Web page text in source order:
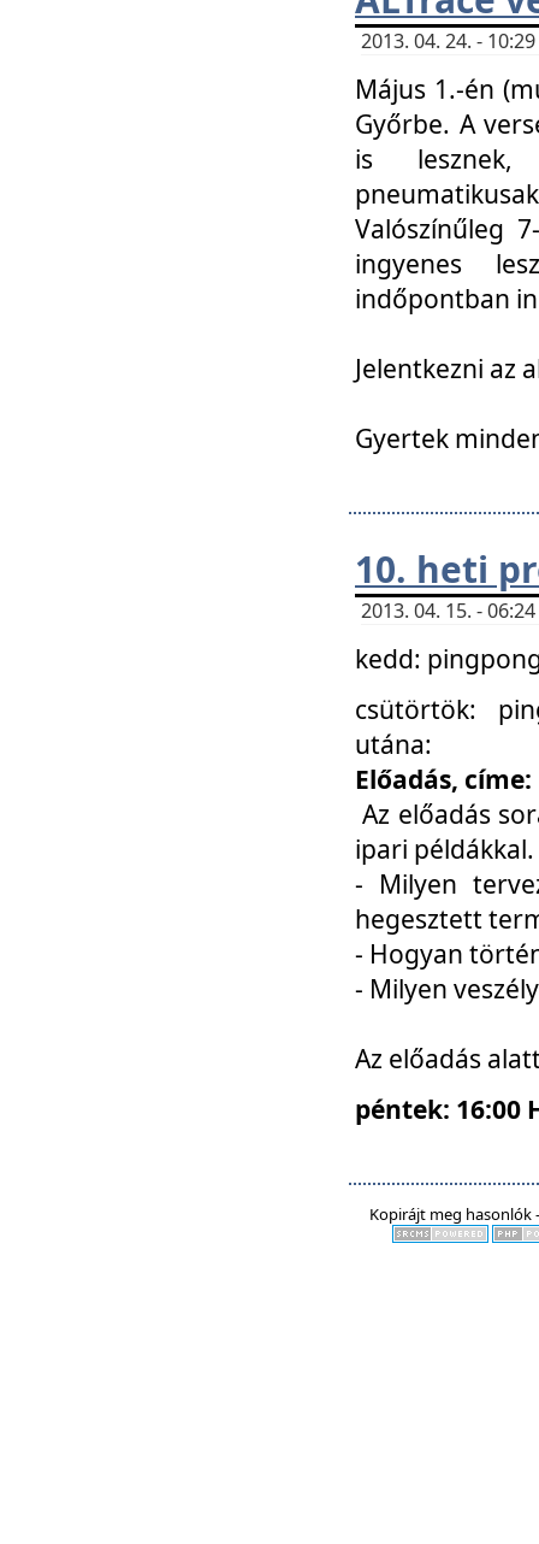
2013. 04. 24. -
Május 1.-én
Győrbe. A
is lesznek,
Valószínűleg
ingyenes
indőpontban
Jelentkezni az
Gyertek
10. heti
2013. 04. 15. -
kedd:
csütörtök:
utána:
Előadás,
Az előadás
ipari
- Milyen
hegesztett
- Hogyan
- Milyen
Az előadás
péntek: 16:00
Kopirájt meg hasonlók